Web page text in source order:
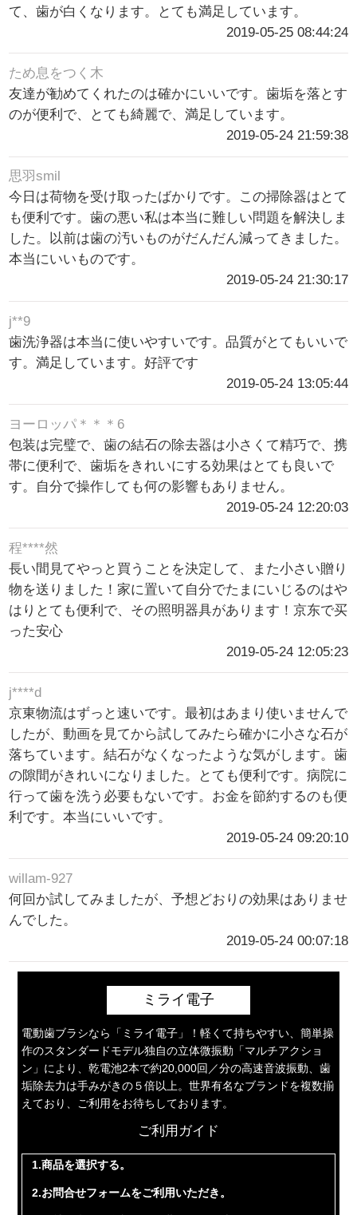
て、歯が白くなります。とても満足しています。
2019-05-25 08:44:24
ため息をつく木
友達が勧めてくれたのは確かにいいです。歯垢を落とす
のが便利で、とても綺麗で、満足しています。
2019-05-24 21:59:38
思羽smil
今日は荷物を受け取ったばかりです。この掃除器はとて
も便利です。歯の悪い私は本当に難しい問題を解決しま
した。以前は歯の汚いものがだんだん減ってきました。
本当にいいものです。
2019-05-24 21:30:17
j**9
歯洗浄器は本当に使いやすいです。品質がとてもいいで
す。満足しています。好評です
2019-05-24 13:05:44
ヨーロッパ＊＊＊6
包装は完璧で、歯の結石の除去器は小さくて精巧で、携
帯に便利で、歯垢をきれいにする効果はとても良いで
す。自分で操作しても何の影響もありません。
2019-05-24 12:20:03
程****然
長い間見てやっと買うことを決定して、また小さい贈り
物を送りました！家に置いて自分でたまにいじるのはや
はりとても便利で、その照明器具があります！京东で买
った安心
2019-05-24 12:05:23
j****d
京東物流はずっと速いです。最初はあまり使いませんで
したが、動画を見てから試してみたら確かに小さな石が
落ちています。結石がなくなったような気がします。歯
の隙間がきれいになりました。とても便利です。病院に
行って歯を洗う必要もないです。お金を節約するのも便
利です。本当にいいです。
2019-05-24 09:20:10
willam-927
何回か試してみましたが、予想どおりの効果はありませ
んでした。
2019-05-24 00:07:18
ミライ電子
電動歯ブラシなら「ミライ電子」！軽くて持ちやすい、簡単操
作のスタンダードモデル独自の立体微振動「マルチアクショ
ン」により、乾電池2本で約20,000回／分の高速音波振動、歯
垢除去力は手みがきの５倍以上。世界有名なブランドを複数揃
えており、ご利用をお待ちしております。
ご利用ガイド
1.商品を選択する。
2.お問合せフォームをご利用いただき。